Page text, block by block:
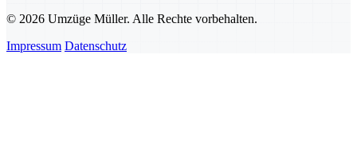
© 2026 Umzüge Müller. Alle Rechte vorbehalten.
Impressum Datenschutz